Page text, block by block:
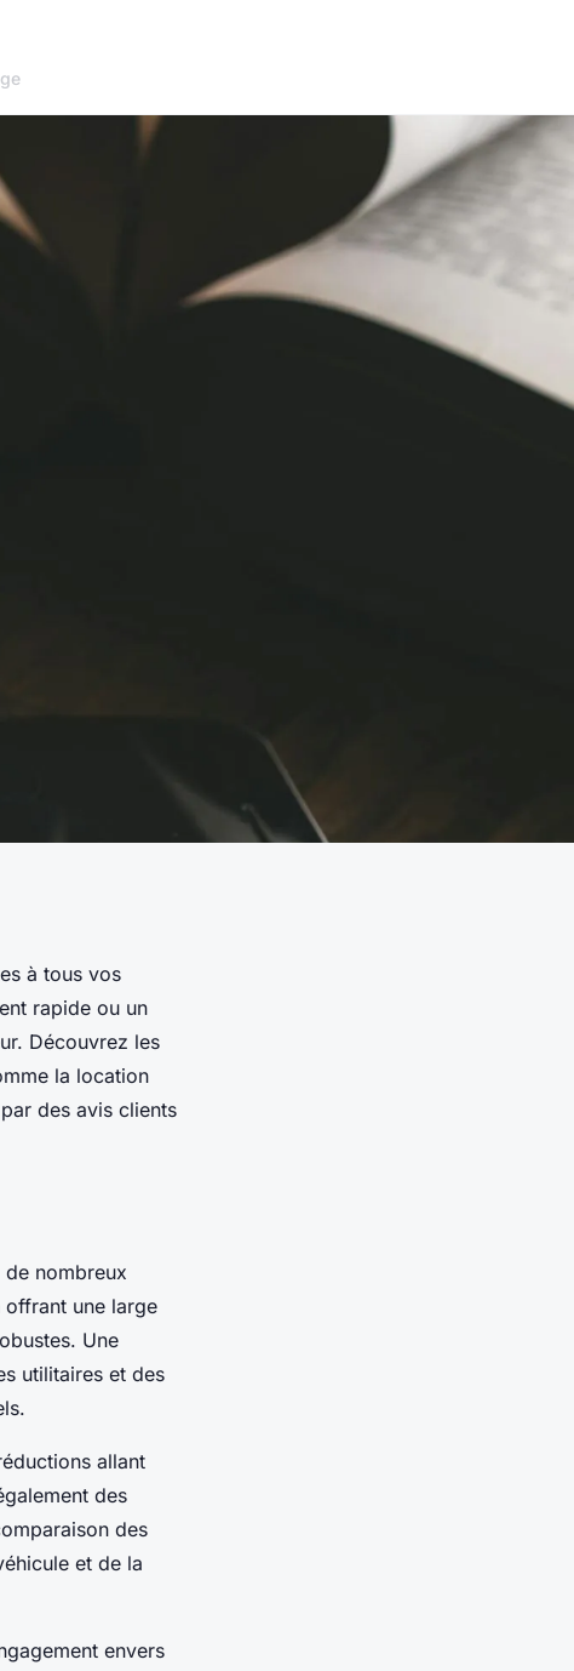
à tous vos
rapide ou un
Découvrez les
la location
des avis clients
de nombreux
offrant une large
Une
utilitaires et des
allant
des
des
et de la
envers